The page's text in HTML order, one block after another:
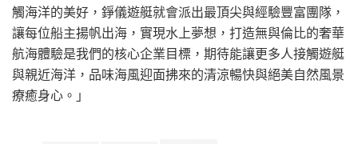
觸海洋的美好，錚儀遊艇就會派出最頂尖與經驗豐富團隊，
讓每位船主揚帆出海，實現水上夢想，打造無與倫比的奢華
航海體驗是我們的核心企業目標，期待能讓更多人接觸遊艇
與親近海洋，品味海風迎面拂來的清涼暢快與絕美自然風景
療癒身心。」